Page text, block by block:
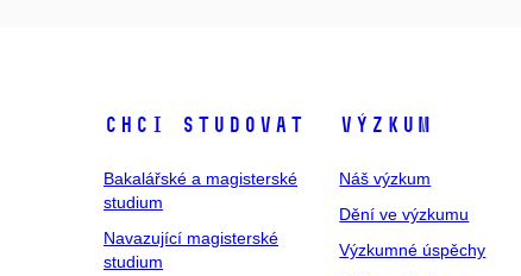
Chci studovat
Bakalářské a magisterské
studium
Navazující magisterské
studium
Výzkum
Náš výzkum
Dění ve výzkumu
Výzkumné úspěchy